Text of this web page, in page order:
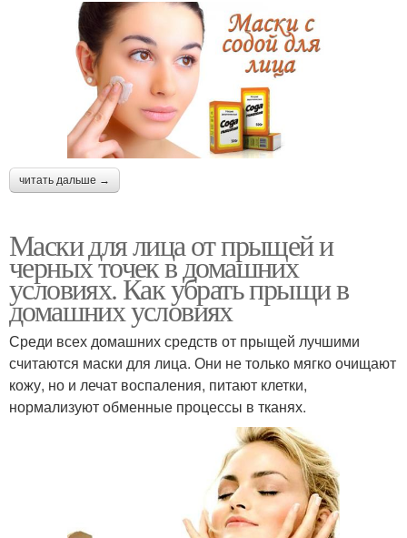
читать дальше →
Маски для лица от прыщей и
черных точек в домашних
условиях. Как убрать прыщи в
домашних условиях
Среди всех домашних средств от прыщей лучшими
считаются маски для лица. Они не только мягко очищают
кожу, но и лечат воспаления, питают клетки,
нормализуют обменные процессы в тканях.